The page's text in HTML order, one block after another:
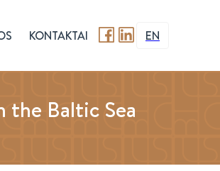
KONTAKTAI EN
the Baltic Sea